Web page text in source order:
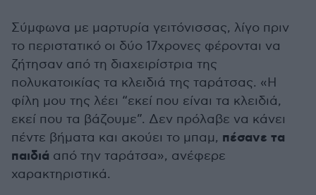
Σύμφωνα με μαρτυρία γειτόνισσας, λίγο πριν
το περιστατικό οι δύο 17χρονες φέρονται να
ζήτησαν από τη διαχειρίστρια της
πολυκατοικίας τα κλειδιά της ταράτσας. «Η
φίλη μου της λέει “εκεί που είναι τα κλειδιά,
εκεί που τα βάζουμε”. Δεν πρόλαβε να κάνει
πέντε βήματα και ακούει το μπαμ, πέσανε τα
παιδιά από την ταράτσα», ανέφερε
χαρακτηριστικά.